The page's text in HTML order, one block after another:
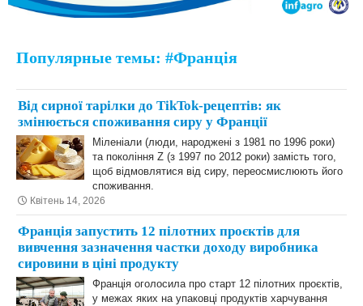
Популярные темы: #Франція
Від сирної тарілки до TikTok-рецептів: як
змінюється споживання сиру у Франції
Міленіали (люди, народжені з 1981 по 1996 роки)
та покоління Z (з 1997 по 2012 роки) замість того,
щоб відмовлятися від сиру, переосмислюють його
споживання.
Квітень 14, 2026
Франція запустить 12 пілотних проєктів для
вивчення зазначення частки доходу виробника
сировини в ціні продукту
Франція оголосила про старт 12 пілотних проєктів,
у межах яких на упаковці продуктів харчування